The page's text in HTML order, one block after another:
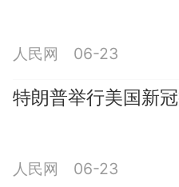
人民网 06-23
特朗普举行美国新
人民网 06-23